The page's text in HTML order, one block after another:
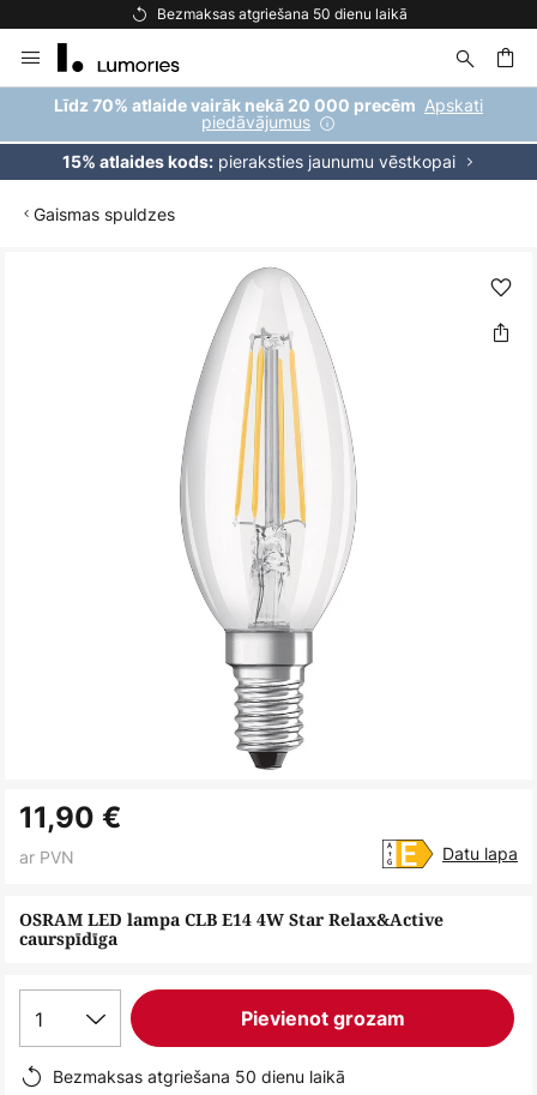
Bezmaksas atgriešana 50 dienu laikā
to
Content
Līdz 70% atlaide vairāk nekā 20 000 precēm Apskati
piedāvājumus
15% atlaides kods:pieraksties jaunumu vēstkopai
Gaismas spuldzes
uz
galerijas
OSRAM LED lampa CLB E14 4W Star Relax&Active
caurspīdīga
11,90 €
ar PVN Datu lapa
1 Pievienot grozam
Bezmaksas atgriešana 50 dienu laikā